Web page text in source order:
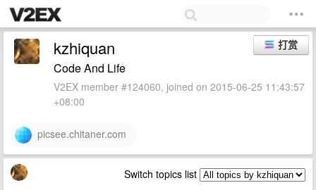
打赏
kzhiquan
Code And Life
V2EX member #124060, joined on 2015-06-25 11:43:57
+08:00
picsee.chitaner.com
Switch topics list